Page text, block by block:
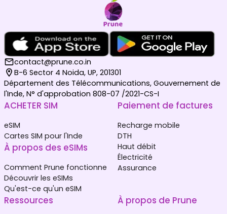
contact@prune.co.in
B-6 Sector 4 Noida, UP, 201301
Département des Télécommunications, Gouvernement de
l'Inde, N° d'approbation 808-07 /2021-CS-I
ACHETER SIM
eSIM
Cartes SIM pour l'Inde
À propos des eSIMs
Comment Prune fonctionne
Découvrir les eSIMs
Qu'est-ce qu'un eSIM
Paiement de factures
Recharge mobile
DTH
Haut débit
Électricité
Assurance
Ressources À propos de Prune